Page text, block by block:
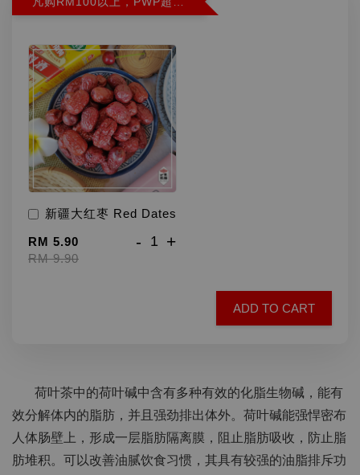
新疆大红枣 Red Dates
RM 5.90
RM 9.90
- +
ADD TO CART
荷叶茶中的荷叶碱中含有多种有效的化脂生物碱，能有
效分解体内的脂肪，并且强劲排出体外。荷叶碱能强悍密布
人体肠壁上，形成一层脂肪隔离膜，阻止脂肪吸收，防止脂
肪堆积。可以改善油腻饮食习惯，其具有较强的油脂排斥功